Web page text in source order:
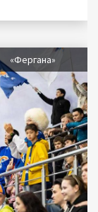
«Фергана»